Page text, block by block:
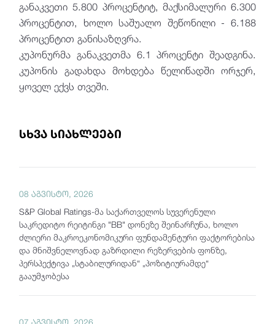
განაკვეთი 5.800 პროცენტიტ, მაქსიმალური 6.300
პროცენტით, ხოლო საშუალო შეწონილი - 6.188
პროცენტით განისაზღვრა.
კუპონურმა განაკვეთმა 6.1 პროცენტი შეადგინა.
კუპონის გადახდა მოხდება წელიწადში ორჯერ,
ყოველ ექვს თვეში.
სხვა სიახლეები
08 აგვისტო, 2026
S&P Global Ratings-მა საქართველოს სუვერენული
საკრედიტო რეიტინგი "BB" დონეზე შეინარჩუნა, ხოლო
ძლიერი მაკროეკონომიკური ფუნდამენტური ფაქტორებისა
და მნიშვნელოვნად გაზრდილი რეზერვების ფონზე,
პერსპექტივა „სტაბილურიდან“ „პოზიტიურამდე“
გააუმჯობესა